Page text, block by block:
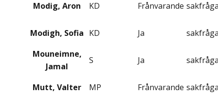
Modig, Aron KD Frånvarande
Modigh, Sofia KD Ja
Mouneimne,
Jamal
S Ja
Mutt, Valter MP Frånvarande